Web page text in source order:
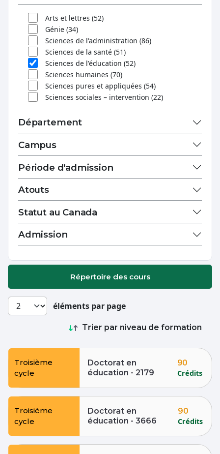
Arts et lettres (52)
Génie (34)
Sciences de l'administration (86)
Sciences de la santé (51)
Sciences de l'éducation (52)
Sciences humaines (70)
Sciences pures et appliquées (54)
Sciences sociales – intervention (22)
Département
Campus
Période d'admission
Atouts
Statut au Canada
Admission
Répertoire des cours
éléments par page
Trier par niveau de formation
Troisième
cycle
Doctorat en
éducation - 2179
90
Crédits
Troisième
cycle
Doctorat en
éducation - 3666
90
Crédits